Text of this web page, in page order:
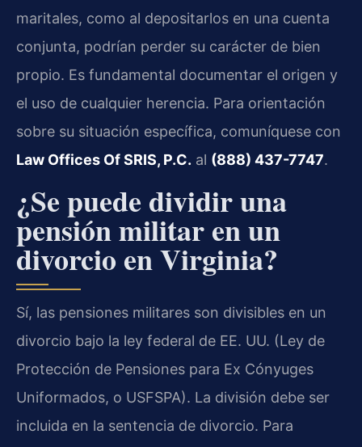
maritales, como al depositarlos en una cuenta
conjunta, podrían perder su carácter de bien
propio. Es fundamental documentar el origen y
el uso de cualquier herencia. Para orientación
sobre su situación específica, comuníquese con
Law Offices Of SRIS, P.C. al (888) 437-7747.
¿Se puede dividir una
pensión militar en un
divorcio en Virginia?
Sí, las pensiones militares son divisibles en un
divorcio bajo la ley federal de EE. UU. (Ley de
Protección de Pensiones para Ex Cónyuges
Uniformados, o USFSPA). La división debe ser
incluida en la sentencia de divorcio. Para